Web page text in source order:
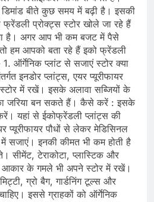
बीते कुछ समय में बढ़ी है। इसकी
प्रोक्ट्स स्टोर खोले जा रहे हैं
है। अगर आप भी कम बजट में पैसे
हम आपको बता रहे हैं इको फ्रेंडली
ऑर्गेनिक प्लांट से सजाएं स्टोर क्या
इनडोर प्लांट्स, एयर प्यूरीफायर
में रखें। इसके अलावा सब्जियों के
जरिया बन सकते हैं। कैसे करें : इसके
यहां से ईकोफ्रेंडली प्लांट्स की
पौधों से लेकर मेडिसिनल
सजाएं। इनकी कीमत भी कम होती है
सीमेंट, टेराकोटा, प्लास्टिक और
के गमले भी अपने स्टोर में रखें।
ग्रो बैग, गार्डनिंग टूल्स और
इससे ग्राहकों को ऑर्गेनिक